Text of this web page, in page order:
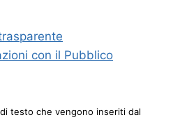
con il Pubblico
testo che vengono inseriti dal